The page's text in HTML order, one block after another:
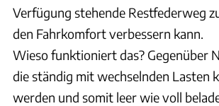
Verfügung stehende Restfederweg
den Fahrkomfort verbessern kann.
Wieso funktioniert das? Gegenüber
die ständig mit wechselnden Lasten
werden und somit leer wie voll